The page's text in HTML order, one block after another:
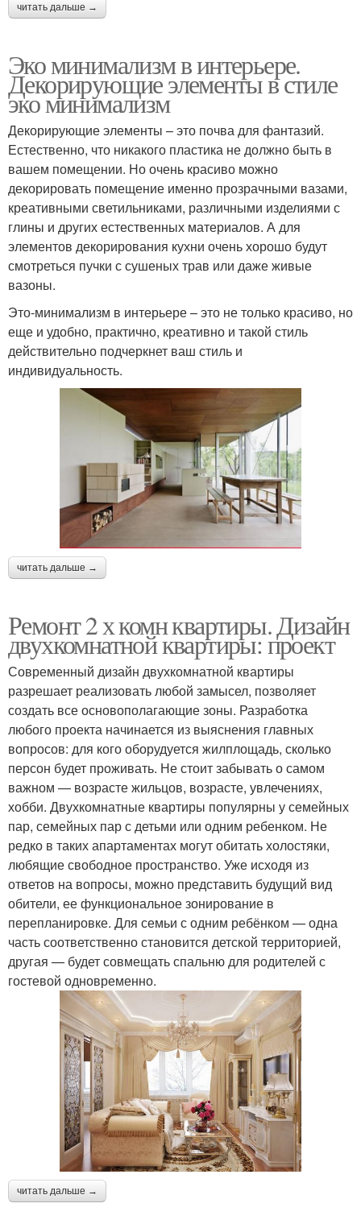
читать дальше →
Эко минимализм в интерьере.
Декорирующие элементы в стиле
эко минимализм
Декорирующие элементы – это почва для фантазий.
Естественно, что никакого пластика не должно быть в
вашем помещении. Но очень красиво можно
декорировать помещение именно прозрачными вазами,
креативными светильниками, различными изделиями с
глины и других естественных материалов. А для
элементов декорирования кухни очень хорошо будут
смотреться пучки с сушеных трав или даже живые
вазоны.
Это-минимализм в интерьере – это не только красиво, но
еще и удобно, практично, креативно и такой стиль
действительно подчеркнет ваш стиль и
индивидуальность.
читать дальше →
Ремонт 2 х комн квартиры. Дизайн
двухкомнатной квартиры: проект
Современный дизайн двухкомнатной квартиры
разрешает реализовать любой замысел, позволяет
создать все основополагающие зоны. Разработка
любого проекта начинается из выяснения главных
вопросов: для кого оборудуется жилплощадь, сколько
персон будет проживать. Не стоит забывать о самом
важном — возрасте жильцов, возрасте, увлечениях,
хобби. Двухкомнатные квартиры популярны у семейных
пар, семейных пар с детьми или одним ребенком. Не
редко в таких апартаментах могут обитать холостяки,
любящие свободное пространство. Уже исходя из
ответов на вопросы, можно представить будущий вид
обители, ее функциональное зонирование в
перепланировке. Для семьи с одним ребёнком — одна
часть соответственно становится детской территорией,
другая — будет совмещать спальню для родителей с
гостевой одновременно.
читать дальше →